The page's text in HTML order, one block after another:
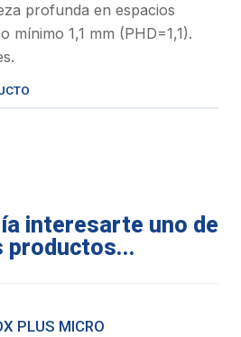
profunda en espacios
mínimo 1,1 mm (PHD=1,1).
interesarte uno de
productos...
PLUS MICRO